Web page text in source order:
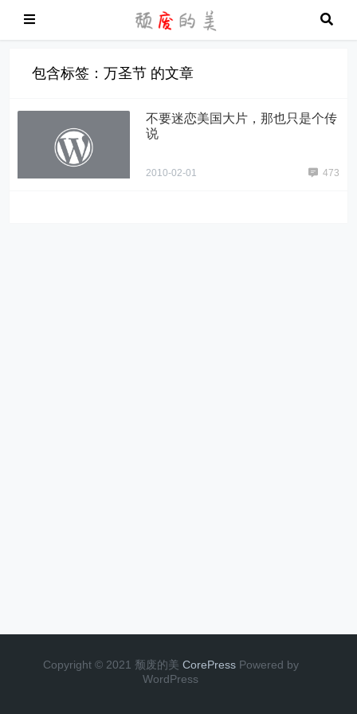
包含标签：万圣节 的文章
不要迷恋美国大片，那也只是个传
说
2010-02-01 473
Copyright © 2021 颓废的美 CorePress Powered by
WordPress